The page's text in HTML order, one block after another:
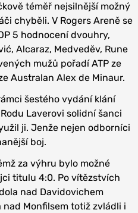
téměř nejsilnější možný
chyběli. V Rogers Areně se
5 hodnocení dvouhry,
Alcaraz, Medveděv, Rune
mužů pořadí ATP ze
Australan Alex de Minaur.
šestého vydání klání
Laverovi solidní šanci
ji. Jenže nejen odborníci
boj.
za výhru bylo možné
titulu 4:0. Po vítězstvích
nad Davidovichem
Monfilsem totiž zvládli i